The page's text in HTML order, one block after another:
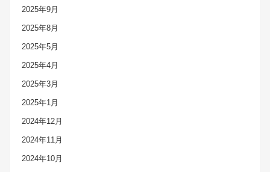
2025年9月
2025年8月
2025年5月
2025年4月
2025年3月
2025年1月
2024年12月
2024年11月
2024年10月